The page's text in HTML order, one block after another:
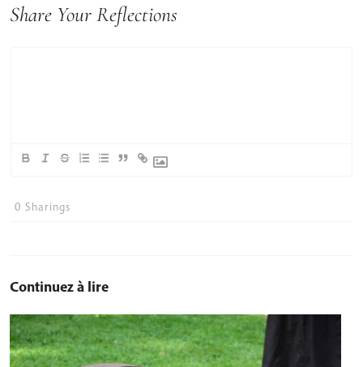
Share Your Reflections
0 Sharings
Continuez à lire